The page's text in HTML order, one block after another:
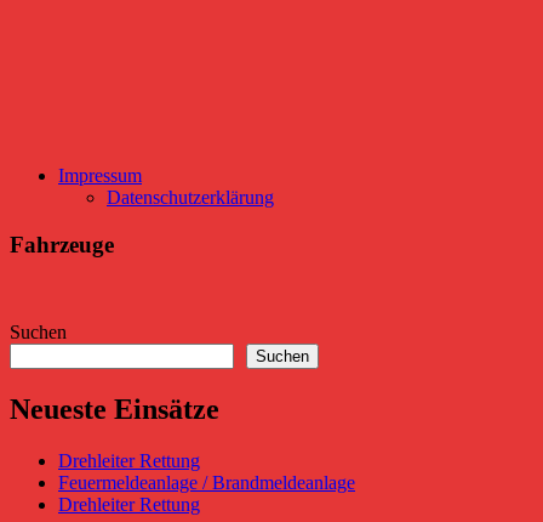
Impressum
Datenschutzerklärung
Fahrzeuge
Suchen
Suchen
Neueste Einsätze
Drehleiter Rettung
Feuermeldeanlage / Brandmeldeanlage
Drehleiter Rettung